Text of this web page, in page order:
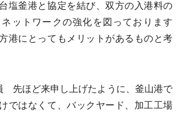
塩釜港と協定を結び、双方の入港料の
ットワークの強化を図っております
港にとってもメリットがあるものと考
先ほど来申し上げたように、釜山港で
ではなくて、バックヤード、加工工場